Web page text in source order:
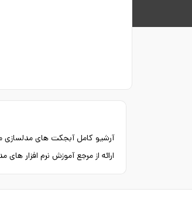
آرشیو کامل آبجکت های
ارائه از مرجع آموزش نرم افزار